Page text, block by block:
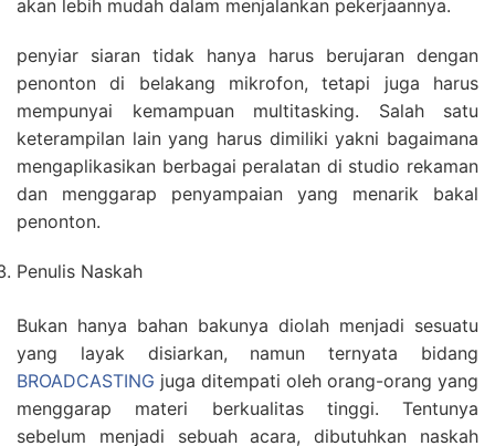
akan lebih mudah dalam menjalankan pekerjaannya.
penyiar siaran tidak hanya harus berujaran dengan
penonton di belakang mikrofon, tetapi juga harus
mempunyai kemampuan multitasking. Salah satu
keterampilan lain yang harus dimiliki yakni bagaimana
mengaplikasikan berbagai peralatan di studio rekaman
dan menggarap penyampaian yang menarik bakal
penonton.
Penulis Naskah
Bukan hanya bahan bakunya diolah menjadi sesuatu
yang layak disiarkan, namun ternyata bidang
BROADCASTING juga ditempati oleh orang-orang yang
menggarap materi berkualitas tinggi. Tentunya
sebelum menjadi sebuah acara, dibutuhkan naskah